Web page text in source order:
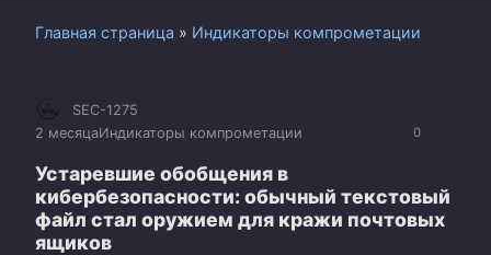
Главная страница » Индикаторы компрометации
0
SEC-1275
2 месяцаИндикаторы компрометации
Устаревшие обобщения в
кибербезопасности: обычный текстовый
файл стал оружием для кражи почтовых
ящиков